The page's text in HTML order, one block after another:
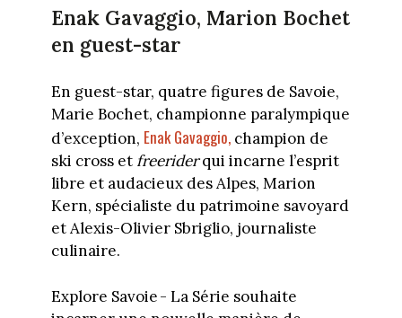
Enak Gavaggio, Marion Bochet
en guest-star
En guest-star, quatre figures de Savoie,
Marie Bochet, championne paralympique
d’exception, Enak Gavaggio,champion de
ski cross et freeriderqui incarne l’esprit
libre et audacieux des Alpes, Marion
Kern, spécialiste du patrimoine savoyard
et Alexis-Olivier Sbriglio, journaliste
culinaire.
Explore Savoie - La Série souhaite